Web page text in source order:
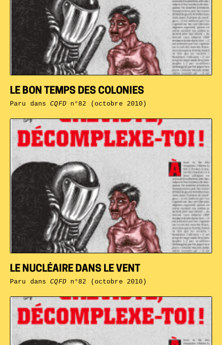
LE NUCLÉAIRE DANS LE VENT
Paru dansCQFDn°82 (octobre 2010)
LE BON TEMPS DES COLONIES
Paru dansCQFDn°82 (octobre 2010)